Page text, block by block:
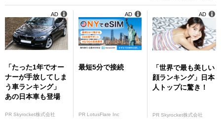
「たった1年でオー
ナーが手放してしま
う車ランキング」
あの日本車も登場
PR Skyrocket株式会社
AD
最短5分で接続
PR LotusFlare Inc
AD
「世界で最も美しい
顔ランキング」日本
人トップに驚き！
PR Skyrocket株式会社
AD